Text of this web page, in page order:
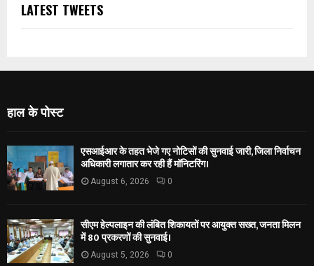
LATEST TWEETS
हाल के पोस्ट
एसआईआर के तहत भेजे गए नोटिसों की सुनवाई जारी, जिला निर्वाचन
अधिकारी लगातार कर रही हैं मॉनिटरिंग।
August 6, 2026 0
सीएम हेल्पलाइन की लंबित शिकायतों पर आयुक्त सख्त, जनता मिलन
में 80 प्रकरणों की सुनवाई।
August 5, 2026 0